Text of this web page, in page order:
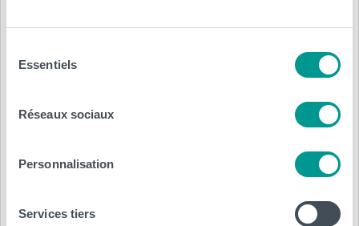
Essentiels
Réseaux sociaux
Personnalisation
Services tiers